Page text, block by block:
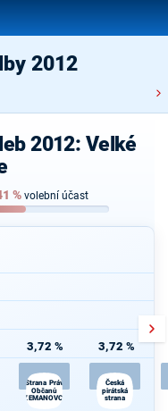
2012
2012: Velké
% volební účast
3,72 %
Strana Práv
Občanů
ZEMANOVCI
3,72 %
Česká
pirátská
strana